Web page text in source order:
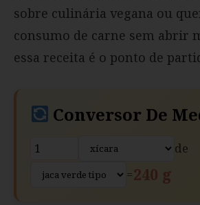
sobre culinária vegana ou
consumo de carne sem abrir
essa receita é o ponto de
Conversor De
de
=240 g